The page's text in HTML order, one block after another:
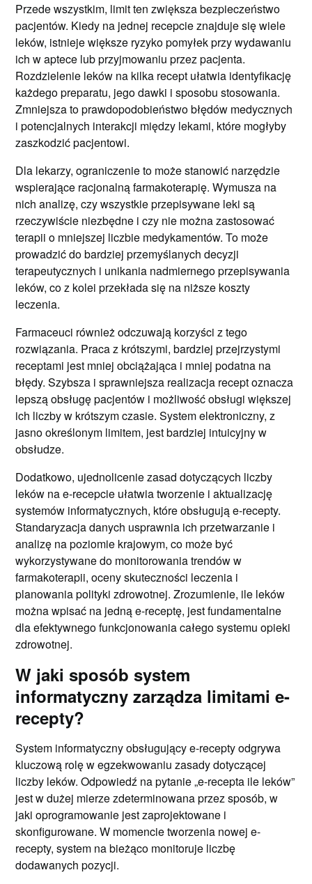
Przede wszystkim, limit ten zwiększa bezpieczeństwo
pacjentów. Kiedy na jednej recepcie znajduje się wiele
leków, istnieje większe ryzyko pomyłek przy wydawaniu
ich w aptece lub przyjmowaniu przez pacjenta.
Rozdzielenie leków na kilka recept ułatwia identyfikację
każdego preparatu, jego dawki i sposobu stosowania.
Zmniejsza to prawdopodobieństwo błędów medycznych
i potencjalnych interakcji między lekami, które mogłyby
zaszkodzić pacjentowi.
Dla lekarzy, ograniczenie to może stanowić narzędzie
wspierające racjonalną farmakoterapię. Wymusza na
nich analizę, czy wszystkie przepisywane leki są
rzeczywiście niezbędne i czy nie można zastosować
terapii o mniejszej liczbie medykamentów. To może
prowadzić do bardziej przemyślanych decyzji
terapeutycznych i unikania nadmiernego przepisywania
leków, co z kolei przekłada się na niższe koszty
leczenia.
Farmaceuci również odczuwają korzyści z tego
rozwiązania. Praca z krótszymi, bardziej przejrzystymi
receptami jest mniej obciążająca i mniej podatna na
błędy. Szybsza i sprawniejsza realizacja recept oznacza
lepszą obsługę pacjentów i możliwość obsługi większej
ich liczby w krótszym czasie. System elektroniczny, z
jasno określonym limitem, jest bardziej intuicyjny w
obsłudze.
Dodatkowo, ujednolicenie zasad dotyczących liczby
leków na e-recepcie ułatwia tworzenie i aktualizację
systemów informatycznych, które obsługują e-recepty.
Standaryzacja danych usprawnia ich przetwarzanie i
analizę na poziomie krajowym, co może być
wykorzystywane do monitorowania trendów w
farmakoterapii, oceny skuteczności leczenia i
planowania polityki zdrowotnej. Zrozumienie, ile leków
można wpisać na jedną e-receptę, jest fundamentalne
dla efektywnego funkcjonowania całego systemu opieki
zdrowotnej.
W jaki sposób system
informatyczny zarządza limitami e-
recepty?
System informatyczny obsługujący e-recepty odgrywa
kluczową rolę w egzekwowaniu zasady dotyczącej
liczby leków. Odpowiedź na pytanie „e-recepta ile leków”
jest w dużej mierze zdeterminowana przez sposób, w
jaki oprogramowanie jest zaprojektowane i
skonfigurowane. W momencie tworzenia nowej e-
recepty, system na bieżąco monitoruje liczbę
dodawanych pozycji.